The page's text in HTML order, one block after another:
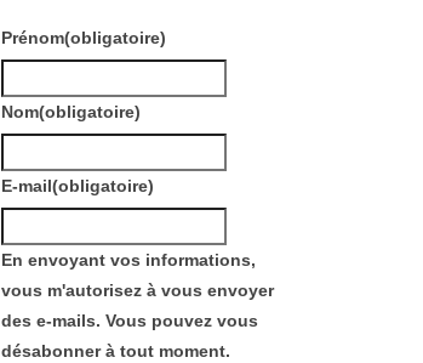
Prénom(obligatoire)
Nom(obligatoire)
E-mail(obligatoire)
En envoyant vos informations,
vous m'autorisez à vous envoyer
des e-mails. Vous pouvez vous
désabonner à tout moment.